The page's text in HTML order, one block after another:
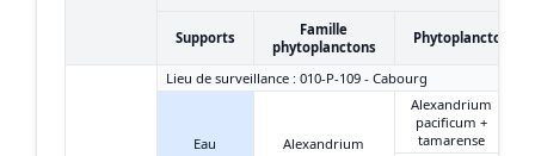
Supports
Famille
phytoplanctons
Phytoplanctons
Lieu de surveillance : 010-P-109 - Cabourg
Eau Alexandrium
Alexandrium
pacificum +
tamarense